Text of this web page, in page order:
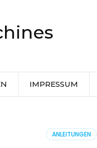
IMPRESSUM
ANLEITUNGEN